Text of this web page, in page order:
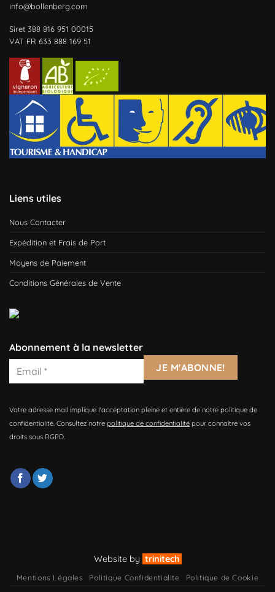
info@bollenberg.com
Siret 388 816 951 00015
VAT FR 633 888 169 51
Liens utiles
Nous Contacter
Expédition et Frais de Port
Moyens de Paiement
Conditions Générales de Vente
Abonnement à la newsletter
Votre adresse mail implique l'acceptation pleine et entière de notre politique de
confidentialité. Consultez notre politique de confidentialité pour connaître vos
droits sous RGPD.
Website by trinitech
Mentions Légales Politique Confidentialite Politique de Cookie